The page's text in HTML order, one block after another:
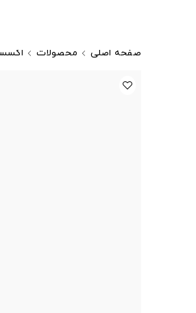
صفحه اصلی محصولات